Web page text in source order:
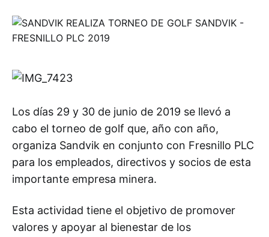
Los días 29 y 30 de junio de 2019 se llevó a
cabo el torneo de golf que, año con año,
organiza Sandvik en conjunto con Fresnillo PLC
para los empleados, directivos y socios de esta
importante empresa minera.
Esta actividad tiene el objetivo de promover
valores y apoyar al bienestar de los